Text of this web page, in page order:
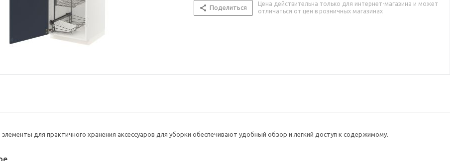
Поделиться
Цена действительна только для интернет-магазина и может
отличаться от цен в розничных магазинах
для практичного хранения аксессуаров для уборки обеспечивают удобный обзор и легкий доступ к содержимому.